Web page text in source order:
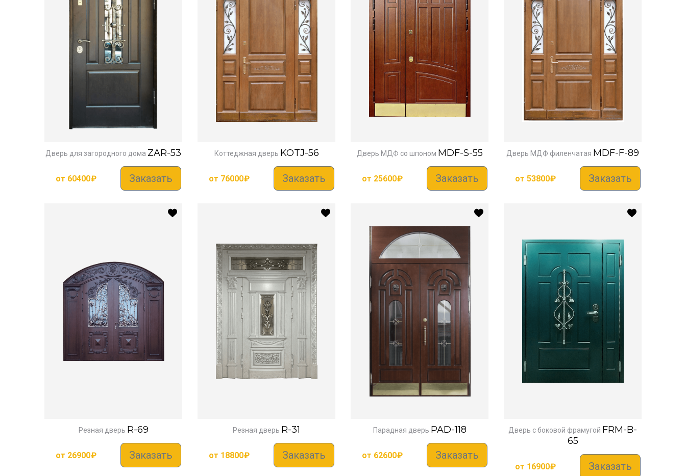
Дверь для загородного дома ZAR-53
от 60400₽ Заказать
Коттеджная дверь KOTJ-56
от 76000₽ Заказать
Дверь МДФ со шпоном MDF-S-55
от 25600₽ Заказать
Дверь МДФ филенчатая MDF-F-89
от 53800₽ Заказать
Резная дверь R-69
от 26900₽ Заказать
Резная дверь R-31
от 18800₽ Заказать
Парадная дверь PAD-118
от 62600₽ Заказать
Дверь с боковой фрамугой FRM-B-
65
от 16900₽ Заказать